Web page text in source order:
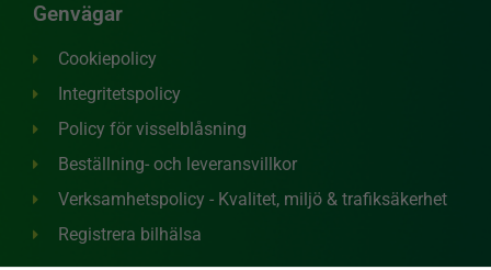
Genvägar
Cookiepolicy
Integritetspolicy
Policy för visselblåsning
Beställning- och leveransvillkor
Verksamhetspolicy - Kvalitet, miljö & trafiksäkerhet
Registrera bilhälsa